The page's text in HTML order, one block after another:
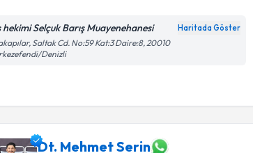
hekimi Selçuk Barış Muayenehanesi Haritada Göster
Saltak Cd. No:59 Kat:3 Daire:8, 20010
Denizli
Dt. Mehmet Serin